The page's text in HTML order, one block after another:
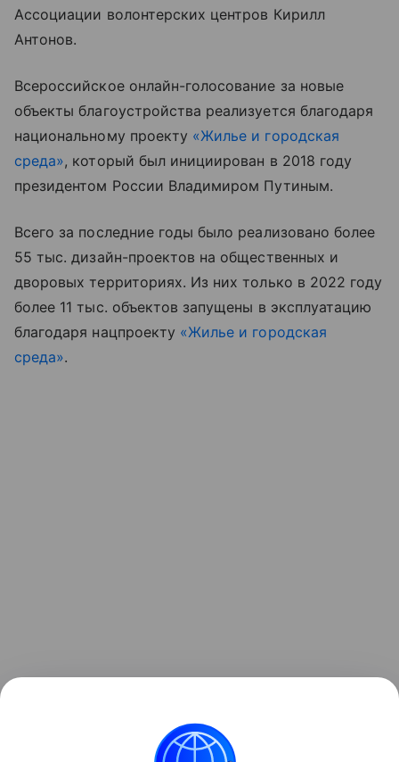
Ассоциации волонтерских центров Кирилл
Антонов.
Всероссийское онлайн-голосование за новые
объекты благоустройства реализуется благодаря
национальному проекту «Жилье и городская
среда», который был инициирован в 2018 году
президентом России Владимиром Путиным.
Всего за последние годы было реализовано более
55 тыс. дизайн-проектов на общественных и
дворовых территориях. Из них только в 2022 году
более 11 тыс. объектов запущены в эксплуатацию
благодаря нацпроекту «Жилье и городская
среда».
Социальная реклама. АНО «Национальные